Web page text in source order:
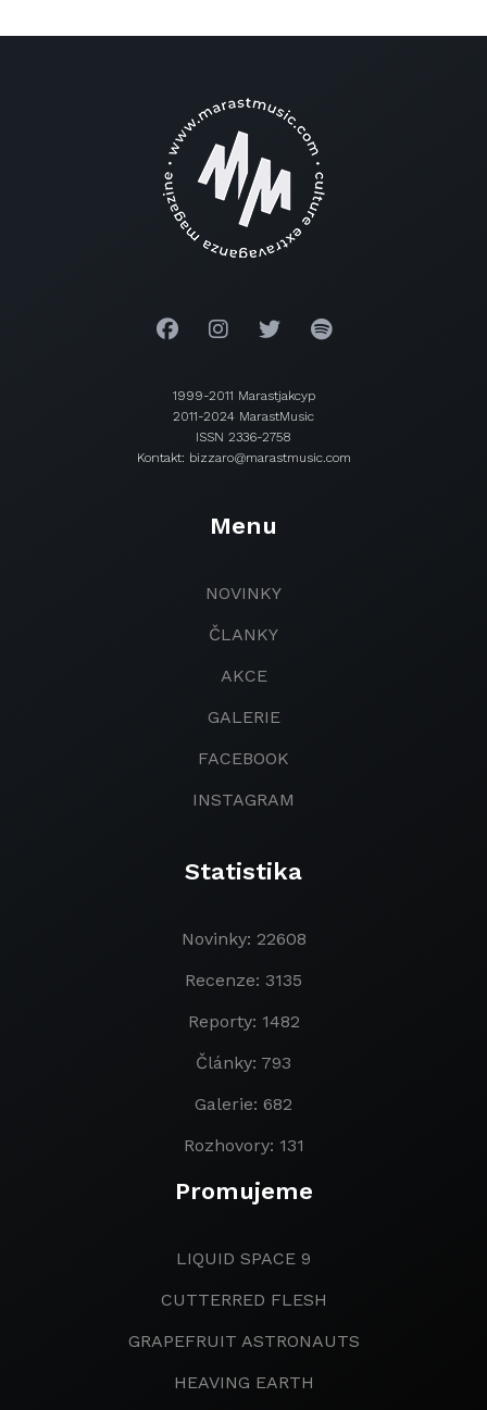
1999-2011 Marastjakcyp
2011-2024 MarastMusic
ISSN 2336-2758
Kontakt: bizzaro@marastmusic.com
Menu
NOVINKY
ČLANKY
AKCE
GALERIE
FACEBOOK
INSTAGRAM
Statistika
Novinky: 22608
Recenze: 3135
Reporty: 1482
Články: 793
Galerie: 682
Rozhovory: 131
Promujeme
LIQUID SPACE 9
CUTTERRED FLESH
GRAPEFRUIT ASTRONAUTS
HEAVING EARTH